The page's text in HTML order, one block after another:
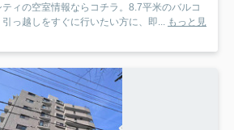
ィの空室情報ならコチラ。8.7平米のバルコ
っ越しをすぐに行いたい方に、即...
もっと見